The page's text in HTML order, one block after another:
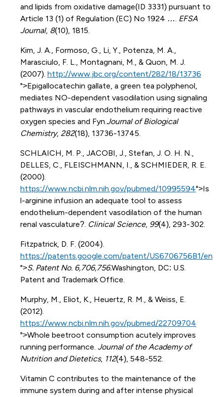
and lipids from oxidative damage(ID 3331) pursuant to
Article 13 (1) of Regulation (EC) No 1924 …. EFSA
Journal, 8(10), 1815.
Kim, J. A., Formoso, G., Li, Y., Potenza, M. A.,
Marasciulo, F. L., Montagnani, M., & Quon, M. J.
(2007). http://www.jbc.org/content/282/18/13736
">Epigallocatechin gallate, a green tea polyphenol,
mediates NO-dependent vasodilation using signaling
pathways in vascular endothelium requiring reactive
oxygen species and Fyn. Journal of Biological
Chemistry, 282(18), 13736-13745.
SCHLAICH, M. P., JACOBI, J., Stefan, J. O. H. N.,
DELLES, C., FLEISCHMANN, I., & SCHMIEDER, R. E.
(2000).
https://www.ncbi.nlm.nih.gov/pubmed/10995594">Is
l-arginine infusion an adequate tool to assess
endothelium-dependent vasodilation of the human
renal vasculature?. Clinical Science, 99(4), 293-302.
Fitzpatrick, D. F. (2004).
https://patents.google.com/patent/US6706756B1/en
">S. Patent No. 6,706,756.Washington, DC: U.S.
Patent and Trademark Office.
Murphy, M., Eliot, K., Heuertz, R. M., & Weiss, E.
(2012).
https://www.ncbi.nlm.nih.gov/pubmed/22709704
">Whole beetroot consumption acutely improves
running performance. Journal of the Academy of
Nutrition and Dietetics, 112(4), 548-552.
Vitamin C contributes to the maintenance of the
immune system during and after intense physical